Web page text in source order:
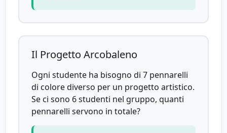
Il Progetto Arcobaleno
Ogni studente ha bisogno di 7 pennarelli
di colore diverso per un progetto artistico.
Se ci sono 6 studenti nel gruppo, quanti
pennarelli servono in totale?